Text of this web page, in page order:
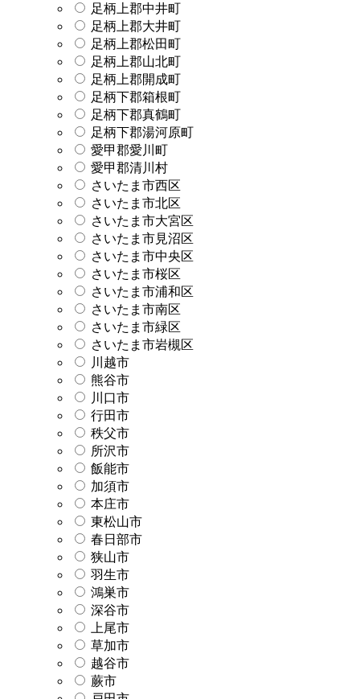
足柄上郡中井町
足柄上郡大井町
足柄上郡松田町
足柄上郡山北町
足柄上郡開成町
足柄下郡箱根町
足柄下郡真鶴町
足柄下郡湯河原町
愛甲郡愛川町
愛甲郡清川村
さいたま市西区
さいたま市北区
さいたま市大宮区
さいたま市見沼区
さいたま市中央区
さいたま市桜区
さいたま市浦和区
さいたま市南区
さいたま市緑区
さいたま市岩槻区
川越市
熊谷市
川口市
行田市
秩父市
所沢市
飯能市
加須市
本庄市
東松山市
春日部市
狭山市
羽生市
鴻巣市
深谷市
上尾市
草加市
越谷市
蕨市